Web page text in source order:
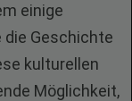
einige
Geschichte
kulturellen
Möglichkeit,